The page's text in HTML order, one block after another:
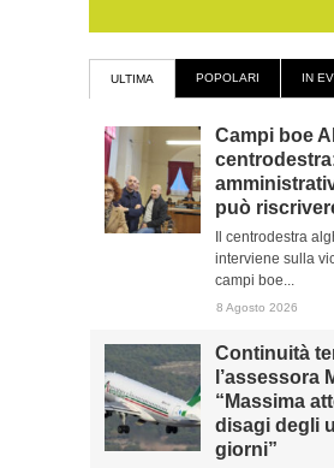
ULTIMA POPOLARI IN
Campi boe
può
Il centrodestra
interviene sulla
campi boe...
8 Agosto 2026
Continuità
l’assessora
“Massima
disagi degli
giorni”